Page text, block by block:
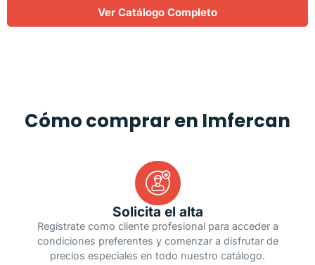
Ver Catálogo Completo
Cómo comprar en Imfercan
Solicita el alta
Regístrate como cliente profesional para acceder a
condiciones preferentes y comenzar a disfrutar de
precios especiales en todo nuestro catálogo.